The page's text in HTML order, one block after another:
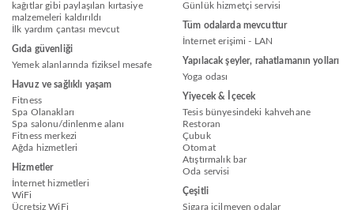
kağıtlar gibi paylaşılan kırtasiye
malzemeleri kaldırıldı
İlk yardım çantası mevcut
Gıda güvenliği
Yemek alanlarında fiziksel mesafe
Havuz ve sağlıklı yaşam
Fitness
Spa Olanakları
Spa salonu/dinlenme alanı
Fitness merkezi
Ağda hizmetleri
Hizmetler
İnternet hizmetleri
WiFi
Ücretsiz WiFi
Günlük hizmetçi servisi
Tüm odalarda mevcuttur
İnternet erişimi - LAN
Yapılacak şeyler, rahatlamanın yolları
Yoga odası
Yiyecek & İçecek
Tesis bünyesindeki kahvehane
Restoran
Çubuk
Otomat
Atıştırmalık bar
Oda servisi
Çeşitli
Sigara içilmeyen odalar